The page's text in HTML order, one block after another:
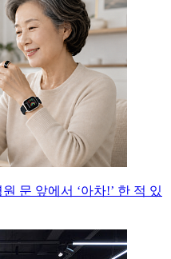
문 앞에서 ‘아차!’ 한 적 있